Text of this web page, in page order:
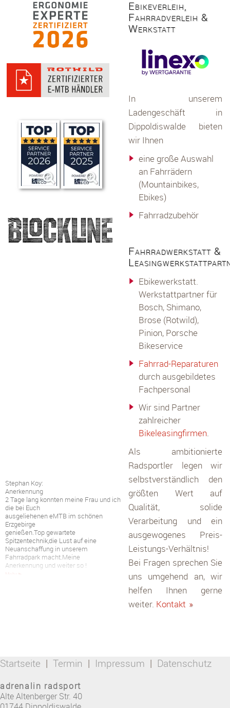
Anerkennung
2 Tage lang konnten meine Frau und ich
die bei Euch
ausgeliehenen eMTB im schönen
Erzgebirge
genießen.Top gewartete
Spitzentechnik,die Lust auf eine
Neuanschaffung in unserem
Fahrradpark macht.Meine
Anerkennung und weiter so !
Mehr ▶
Danke und bitte weiter so.
Natürlich von mir ⭐️⭐️⭐️⭐️⭐️
Ebikeverleih,
Fahrradverleih &
Werkstatt
In unserem
Ladengeschäft in
Dippoldiswalde bieten
wir Ihnen
eine große Auswahl
an Fahrrädern
(Mountainbikes,
Ebikes)
Fahrradzubehör
Fahrradwerkstatt &
Ebikewerkstatt.
Werkstattpartner für
Bosch, Shimano,
Brose (Rotwild),
Pinion, Porsche
Bikeservice
Fahrrad-Reparaturen
durch ausgebildetes
Fachpersonal
Wir sind Partner
zahlreicher
Bikeleasingfirmen.
Als ambitionierte
Radsportler legen wir
selbstverständlich den
größten Wert auf
Qualität, solide
Verarbeitung und ein
ausgewogenes Preis-
Leistungs-Verhältnis!
Bei Fragen sprechen Sie
uns umgehend an, wir
helfen Ihnen gerne
weiter. Kontakt »
Startseite | Termin | Impressum | Datenschutz
adrenalin radsport
Alte Altenberger Str. 40